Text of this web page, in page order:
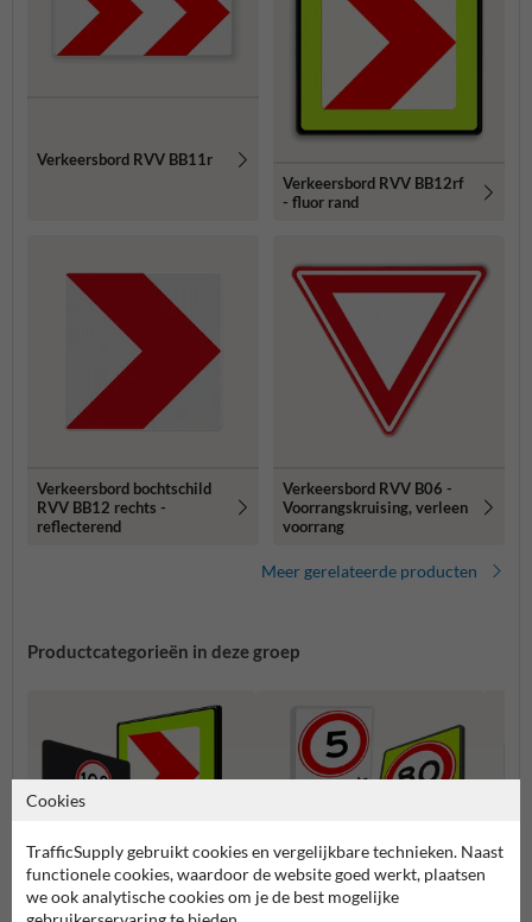
Verkeersbord RVV BB11r
Verkeersbord RVV BB12rf
- fluor rand
Verkeersbord bochtschild
RVV BB12 rechts -
reflecterend
Verkeersbord RVV B06 -
Voorrangskruising, verleen
voorrang
Meer gerelateerde producten
Productcategorieën in deze groep
Cookies
TrafficSupply gebruikt cookies en vergelijkbare technieken. Naast
functionele cookies, waardoor de website goed werkt, plaatsen
we ook analytische cookies om je de best mogelijke